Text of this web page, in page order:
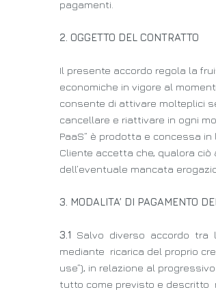
pagamenti.
2. OGGETTO DEL CONTRATTO
Il presente accordo regola la
economiche in vigore al
consente di attivare molteplici
cancellare e riattivare in ogni
PaaS” è prodotta e concessa
Cliente accetta che, qualora ciò
dell’eventuale mancata
3. MODALITA’ DI PAGAMENTO
3.1 Salvo diverso accordo tra
mediante ricarica del proprio
use”), in relazione al
tutto come previsto e descritto